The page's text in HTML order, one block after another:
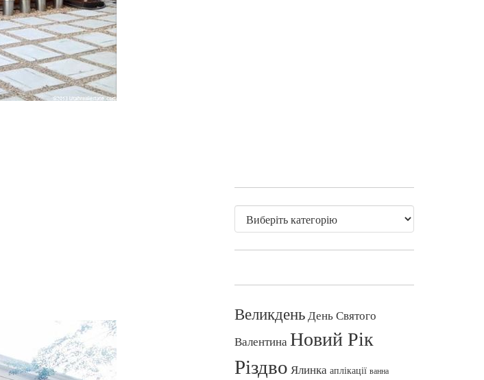
ВеликденьДень Святого
ВалентинаНовий Рік
Різдво Ялинка аплікації ванна